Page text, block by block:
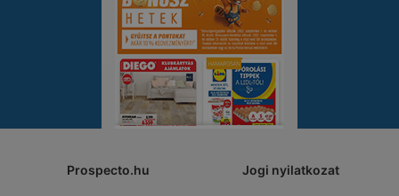
Prospecto.hu Jogi nyilatkozat